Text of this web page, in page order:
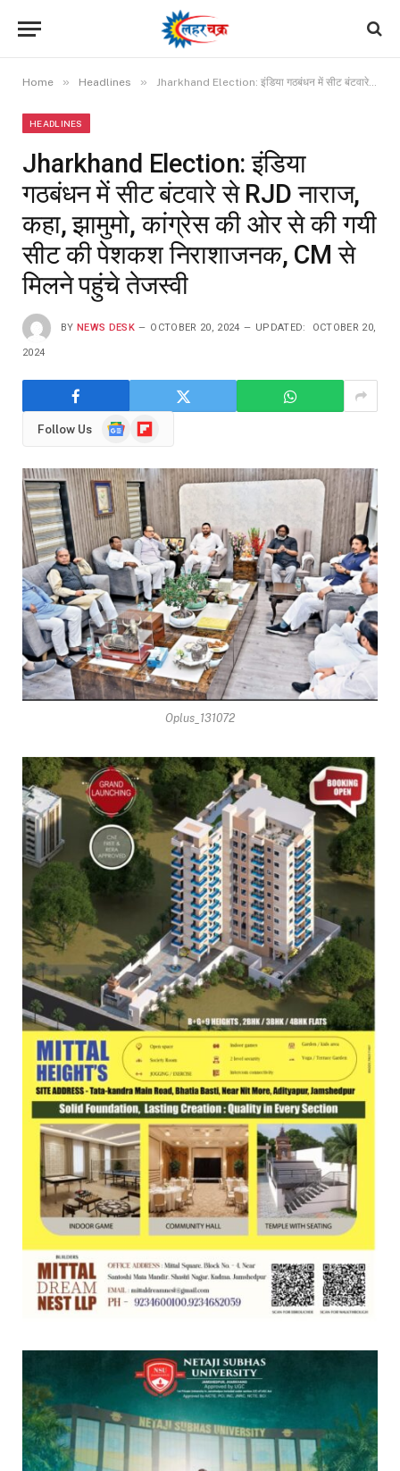
Home » Headlines » Jharkhand Election: इंडिया गठबंधन में सीट बंटवारे से RJD नाराज, कहा, झामुमो, कांग्रेस की ओर से की गयी सीट की पेशकश निराशाजनक, CM से मिलने पहुंचे तेजस्वी
HEADLINES
Jharkhand Election: इंडिया
गठबंधन में सीट बंटवारे से RJD नाराज,
कहा, झामुमो, कांग्रेस की ओर से की गयी
सीट की पेशकश निराशाजनक, CM से
मिलने पहुंचे तेजस्वी
BY NEWS DESK OCTOBER 20, 2024 UPDATED: OCTOBER 20,
2024
Follow Us
GoogleFlipboard
Oplus_131072